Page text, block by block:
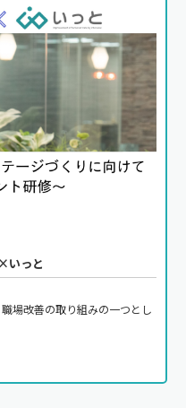
いっと
場改善の取り組みの一つとし